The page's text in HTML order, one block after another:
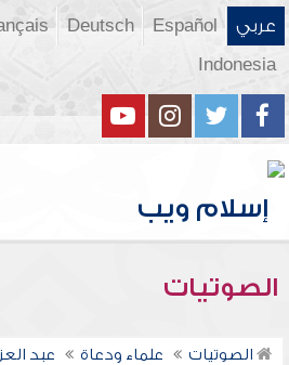
عربي Español
Deutsch
Indonesia
الصوتيات
الصوتيات علماء ودعاة
عبد